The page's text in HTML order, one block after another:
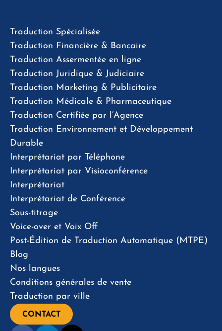
Traduction Spécialisée
Traduction Financière & Bancaire
Traduction Assermentée en ligne
Traduction Juridique & Judiciaire
Traduction Marketing & Publicitaire
Traduction Médicale & Pharmaceutique
Traduction Certifiée par l’Agence
Traduction Environnement et Développement
Durable
Interprétariat par Téléphone
Interprétariat par Visioconférence
Interprétariat
Interprétariat de Conférence
Sous-titrage
Voice-over et Voix Off
Post-Édition de Traduction Automatique (MTPE)
Blog
Nos langues
Conditions générales de vente
Traduction par ville
CONTACT